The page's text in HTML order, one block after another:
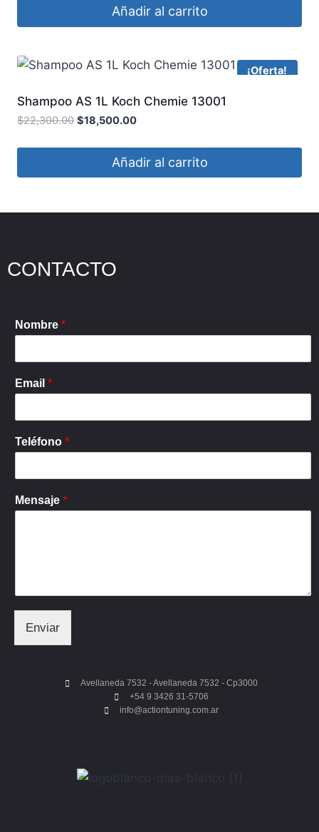
Añadir al carrito
¡Oferta!
Shampoo AS 1L Koch Chemie 13001
$22,300.00 $18,500.00
Añadir al carrito
CONTACTO
Nombre *
Email *
Teléfono *
Mensaje *
Enviar
Avellaneda 7532 - Avellaneda 7532 - Cp3000
+54 9 3426 31-5706
info@actiontuning.com.ar